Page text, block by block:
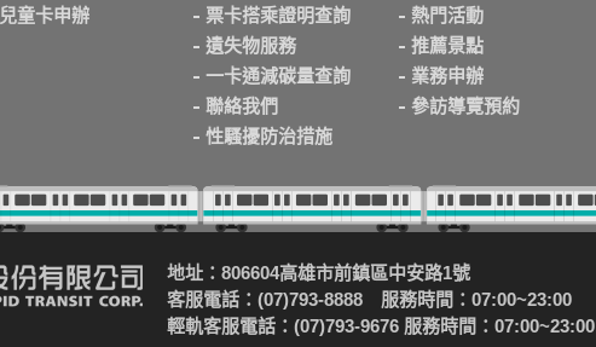
兒童卡申辦
票卡搭乘證明查詢
遺失物服務
一卡通減碳量查詢
聯絡我們
性騷擾防治措施
熱門活動
推薦景點
業務申辦
參訪導覽預約
地址：806604高雄市前鎮區中安路1號
客服電話：(07)793-8888 服務時間：07:00~23:00
輕軌客服電話：(07)793-9676 服務時間：07:00~23:00